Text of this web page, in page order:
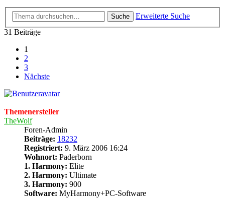
Suche
Erweiterte Suche
31 Beiträge
1
2
3
Nächste
Themenersteller
TheWolf
Foren-Admin
Beiträge: 18232
Registriert: 9. März 2006 16:24
Wohnort: Paderborn
1. Harmony: Elite
2. Harmony: Ultimate
3. Harmony: 900
Software: MyHarmony+PC-Software